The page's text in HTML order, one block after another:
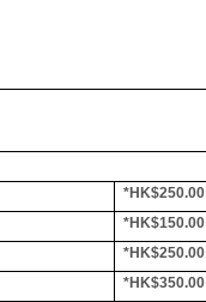
*HK$250.00
*HK$150.00
*HK$250.00
*HK$350.00